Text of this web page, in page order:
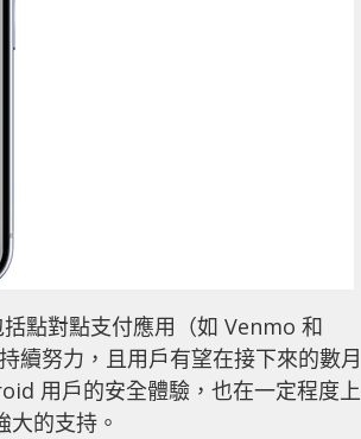
點對點支付應用（如 Venmo 和
續努力，且用戶有望在接下來的數月
用戶的安全體驗，也在一定程度上
的支持。